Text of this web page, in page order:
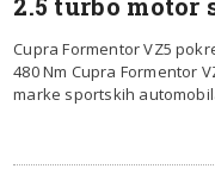
2.5 turbo motor
Cupra Formentor VZ5
480 Nm Cupra Formentor
marke sportskih